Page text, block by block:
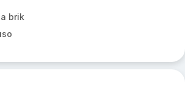
brik